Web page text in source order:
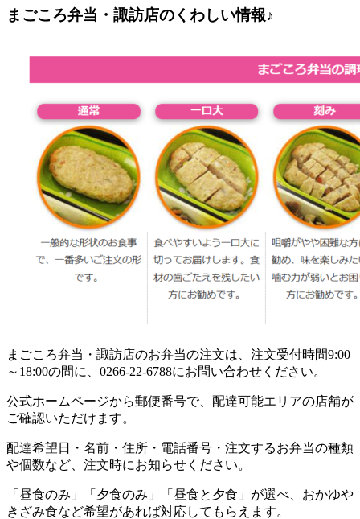
まごころ弁当・諏訪店のくわしい情報♪
まごころ弁当・諏訪店のお弁当の注文は、注文受付時間9:00
～18:00の間に、0266-22-6788にお問い合わせください。
公式ホームページから郵便番号で、配達可能エリアの店舗が
ご確認いただけます。
配達希望日・名前・住所・電話番号・注文するお弁当の種類
や個数など、注文時にお知らせください。
「昼食のみ」「夕食のみ」「昼食と夕食」が選べ、おかゆや
きざみ食など希望があれば対応してもらえます。